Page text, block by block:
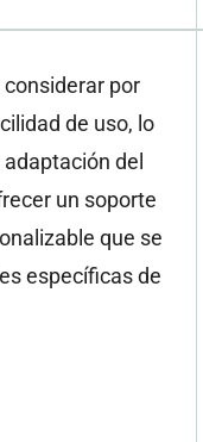
por
de uso, lo
del
un soporte
que se
específicas de